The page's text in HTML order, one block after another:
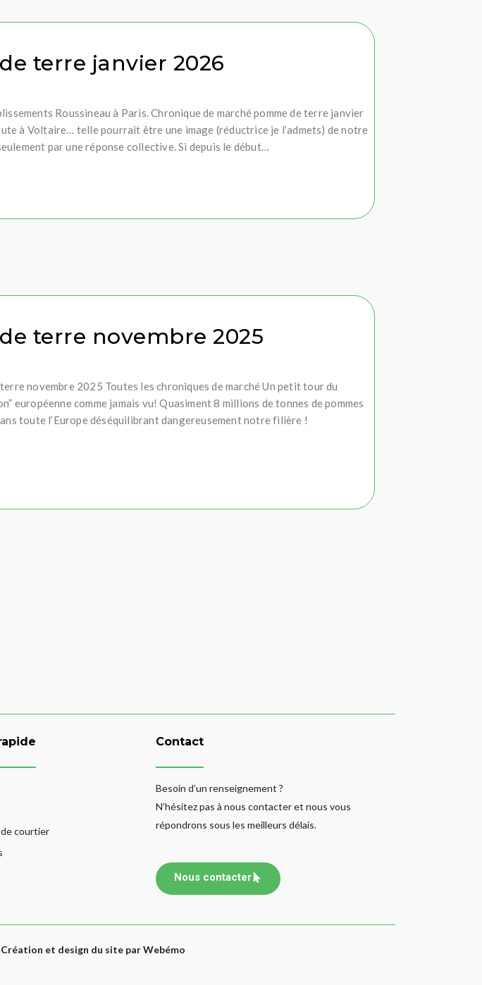
terre janvier 2026
Roussineau à Paris. Chronique de marché pomme de terre janvier
à Voltaire… telle pourrait être une image (réductrice je l’admets) de notre
par une réponse collective. Si depuis le début…
terre novembre 2025
novembre 2025 Toutes les chroniques de marché Un petit tour du
européenne comme jamais vu! Quasiment 8 millions de tonnes de pommes
toute l’Europe déséquilibrant dangereusement notre filière !
courtier
Contact
Besoin d’un renseignement ?
N’hésitez pas à nous contacter et nous vous
répondrons sous les meilleurs délais.
Nous contacter
et design du site par Webémo